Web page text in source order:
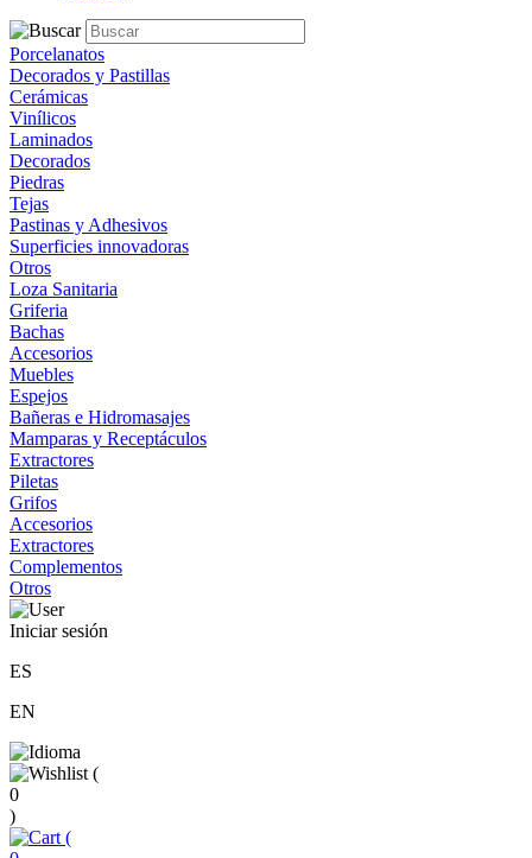
Porcelanatos
Decorados y Pastillas
Cerámicas
Vinílicos
Laminados
Decorados
Piedras
Tejas
Pastinas y Adhesivos
Superficies innovadoras
Otros
Loza Sanitaria
Griferia
Bachas
Accesorios
Muebles
Espejos
Bañeras e Hidromasajes
Mamparas y Receptáculos
Extractores
Piletas
Grifos
Accesorios
Extractores
Complementos
Otros
Iniciar sesión
ES
EN
(
0
)
(